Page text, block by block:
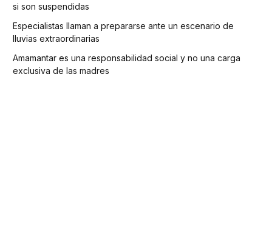
si son suspendidas
Especialistas llaman a prepararse ante un escenario de
lluvias extraordinarias
Amamantar es una responsabilidad social y no una carga
exclusiva de las madres